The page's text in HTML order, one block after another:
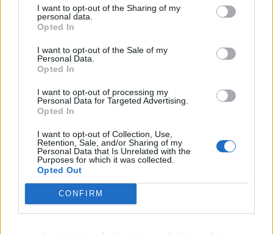
I want to opt-out of the Sharing of my
personal data.
Opted In
I want to opt-out of the Sale of my
Personal Data.
Opted In
I want to opt-out of processing my
Personal Data for Targeted Advertising.
Opted In
I want to opt-out of Collection, Use,
Retention, Sale, and/or Sharing of my
Personal Data that Is Unrelated with the
Purposes for which it was collected.
Opted Out
CONFIRM
Επιστήμη
Από τον Άρη μέχρι το μέλλον: Τι ψάχνουμε
πραγματικά στο διάστημα
31.03.26
Η κουβέντα για το Διάστημα είναι πάντα ανοιχτή κι ας
μονοπωλεί σήμερα ο πόλεμος. Ας δούμε μία ενδιαφέρουσα
προσέγγιση.